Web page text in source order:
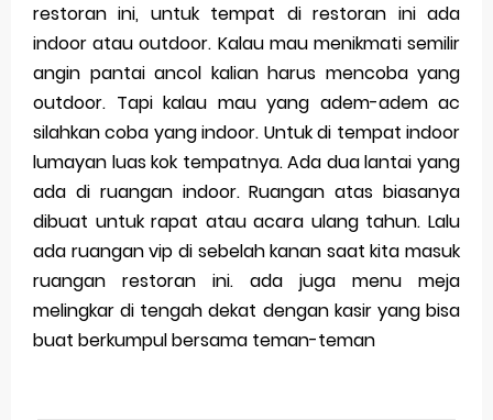
restoran ini, untuk tempat di restoran ini ada
indoor atau outdoor. Kalau mau menikmati semilir
angin pantai ancol kalian harus mencoba yang
outdoor. Tapi kalau mau yang adem-adem ac
silahkan coba yang indoor. Untuk di tempat indoor
lumayan luas kok tempatnya. Ada dua lantai yang
ada di ruangan indoor. Ruangan atas biasanya
dibuat untuk rapat atau acara ulang tahun. Lalu
ada ruangan vip di sebelah kanan saat kita masuk
ruangan restoran ini. ada juga menu meja
melingkar di tengah dekat dengan kasir yang bisa
buat berkumpul bersama teman-teman